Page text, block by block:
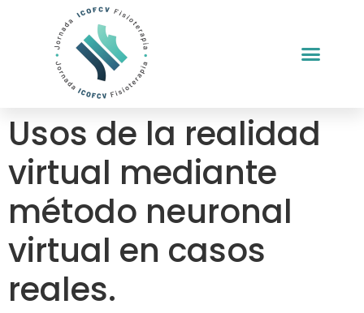
Usos de la realidad
virtual mediante
método neuronal
virtual en casos
reales.